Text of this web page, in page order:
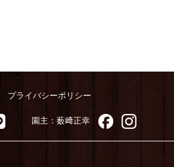
プライバシーポリシー
園主：薮﨑正幸